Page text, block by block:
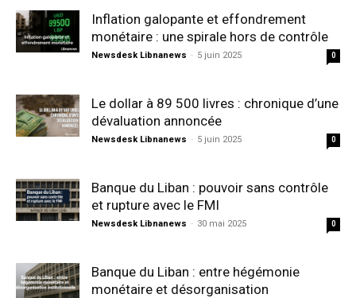
Inflation galopante et effondrement
monétaire : une spirale hors de contrôle
Newsdesk Libnanews - 5 juin 2025 0
Le dollar à 89 500 livres : chronique d’une
dévaluation annoncée
Newsdesk Libnanews - 5 juin 2025 0
Banque du Liban : pouvoir sans contrôle
et rupture avec le FMI
Newsdesk Libnanews - 30 mai 2025 0
Banque du Liban : entre hégémonie
monétaire et désorganisation